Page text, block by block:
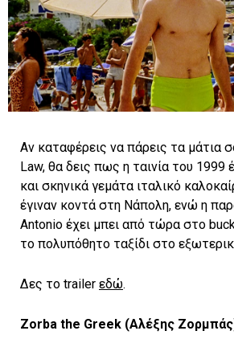
Αν καταφέρεις να πάρεις τα μάτια
Law, θα δεις πως η ταινία του 1999
και σκηνικά γεμάτα ιταλικό
έγιναν κοντά στη Νάπολη, ενώ η
Antonio έχει μπει από τώρα στο
το πολυπόθητο ταξίδι στο
Δες το trailer εδώ.
Zorba the Greek (Αλέξης Ζορμπάς